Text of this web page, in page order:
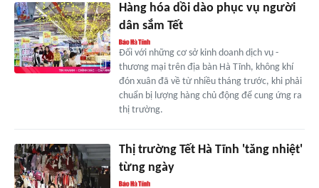
Hàng hóa dồi dào phục vụ người
dân sắm Tết
Đối với những cơ sở kinh doanh dịch vụ -
thương mại trên địa bàn Hà Tĩnh, không khí
đón xuân đã về từ nhiều tháng trước, khi phải
chuẩn bị lượng hàng chủ động để cung ứng ra
thị trường.
Thị trường Tết Hà Tĩnh 'tăng nhiệt'
từng ngày